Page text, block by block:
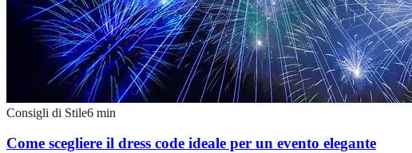
Consigli di Stile6 min
Come scegliere il dress code ideale per un evento elegante